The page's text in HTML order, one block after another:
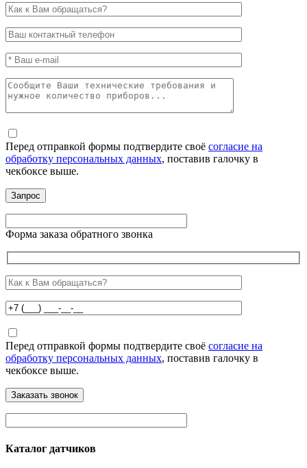
Перед отправкой формы подтвердите своё согласие на
обработку персональных данных, поставив галочку в
чекбоксе выше.
Форма заказа обратного звонка
Перед отправкой формы подтвердите своё согласие на
обработку персональных данных, поставив галочку в
чекбоксе выше.
Каталог датчиков